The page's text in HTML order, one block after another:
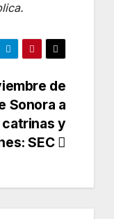
de
Sonora a
y
SEC